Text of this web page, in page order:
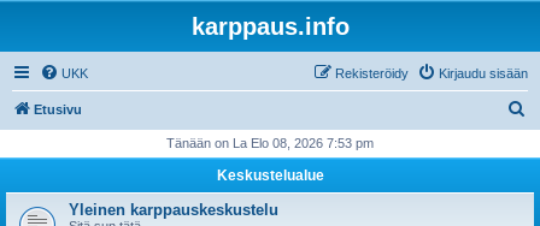
karppaus.info
UKK Kirjaudu sisään
Rekisteröidy
Etusivu
i
Tänään on La Elo 08, 2026 7:53 pm
Keskustelualue
Yleinen karppauskeskustelu